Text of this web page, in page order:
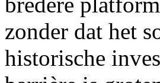
zonder dat het
historische